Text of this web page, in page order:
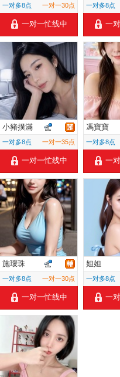
一对多8点 一对一30点
一对一忙线中
一对多8点
一
小豬撲滿
一对多8点 一对一35点
一对一忙线中
馮寶寶
一对多8点
一
施璦珠
一对多8点 一对一30点
一对一忙线中
妲妲
一对多8点
一